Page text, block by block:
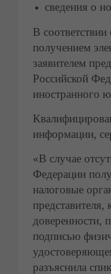
сведения о
В
получением
заявителем
Российской
иностранного
информации,
«В случае
Федерации
налоговые
доверенности,
подписью
разъяснила